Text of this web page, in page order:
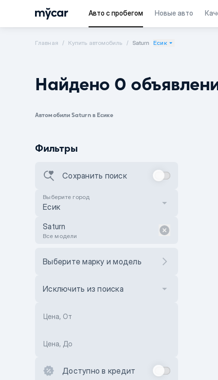
Авто с пробегом Новые авто
Главная Купить автомобиль Saturn Есик
Найдено 0
Автомобили Saturn в Есике
Фильтры
Сохранить поиск
Выберите город
Есик
Saturn
Все модели
Выберите марку и модель
Исключить из поиска
Цена, От
Цена, До
Доступно в кредит